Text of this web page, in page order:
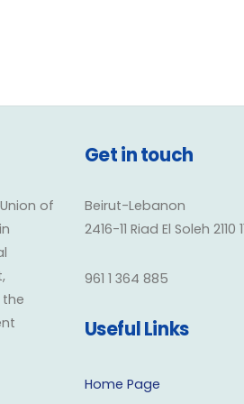
of
Get in touch
Beirut-Lebanon
2416-11 Riad El Soleh 2110
961 1 364 885
Useful Links
Home Page